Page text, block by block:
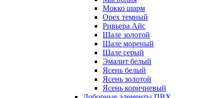
Мокко шарм
Орех темный
Ривьера Айс
Шале золотой
Шале мореный
Шале серый
Эмалит белый
Ясень белый
Ясень золотой
Ясень коричневый